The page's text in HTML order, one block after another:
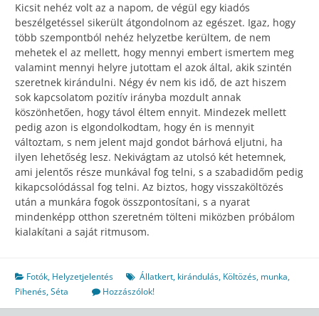
Kicsit nehéz volt az a napom, de végül egy kiadós
beszélgetéssel sikerült átgondolnom az egészet. Igaz, hogy
több szempontból nehéz helyzetbe kerültem, de nem
mehetek el az mellett, hogy mennyi embert ismertem meg
valamint mennyi helyre jutottam el azok által, akik szintén
szeretnek kirándulni. Négy év nem kis idő, de azt hiszem
sok kapcsolatom pozitív irányba mozdult annak
köszönhetően, hogy távol éltem ennyit. Mindezek mellett
pedig azon is elgondolkodtam, hogy én is mennyit
változtam, s nem jelent majd gondot bárhová eljutni, ha
ilyen lehetőség lesz. Nekivágtam az utolsó két hetemnek,
ami jelentős része munkával fog telni, s a szabadidőm pedig
kikapcsolódással fog telni. Az biztos, hogy visszaköltözés
után a munkára fogok összpontosítani, s a nyarat
mindenképp otthon szeretném tölteni miközben próbálom
kialakítani a saját ritmusom.
Fotók, Helyzetjelentés Állatkert, kirándulás, Költözés, munka,
Pihenés,Séta Hozzászólok!